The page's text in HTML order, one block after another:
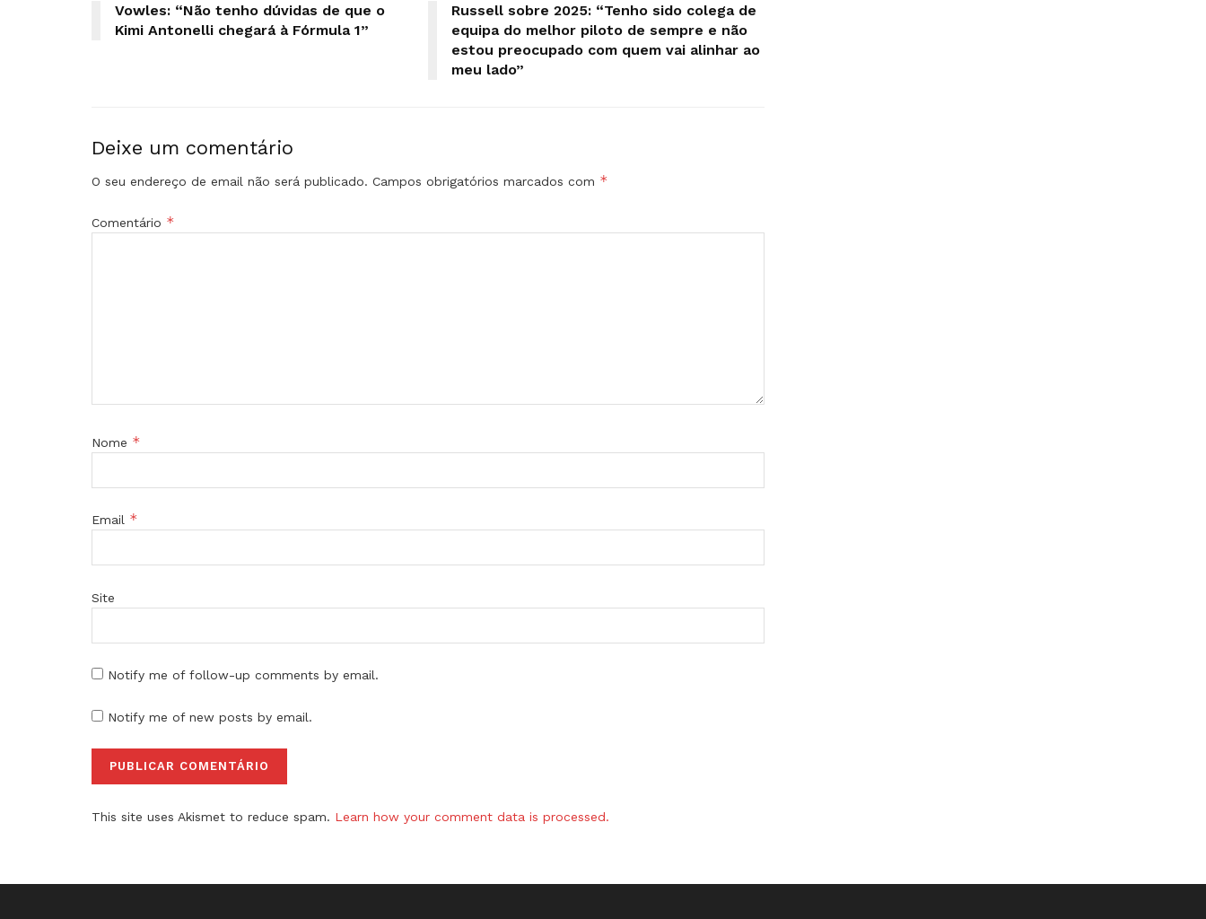
Vowles: “Não tenho dúvidas de que o
Kimi Antonelli chegará à Fórmula 1”
Russell sobre 2025: “Tenho sido colega de
equipa do melhor piloto de sempre e não
estou preocupado com quem vai alinhar ao
meu lado”
Deixe um comentário
O seu endereço de email não será publicado. Campos obrigatórios marcados com *
Comentário *
Nome *
Email *
Site
Notify me of follow-up comments by email.
Notify me of new posts by email.
This site uses Akismet to reduce spam. Learn how your comment data is processed.